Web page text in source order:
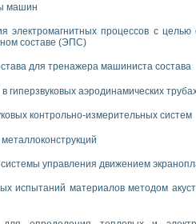
мембранном биореакторе
на основе акустической эмиссии и
приборов
нагрузок
машин
процессов с целью
составе (ЭПС)
для тренажера машиниста состава
аэродинамических
контрольно-измерительных систем
управления движением
испытаний материалов методом